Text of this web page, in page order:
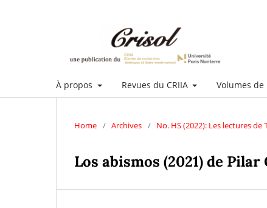
À propos Revues du CRIIA Volumes
Home / Archives / No. HS (2022): Les lectures de
Los abismos (2021) de